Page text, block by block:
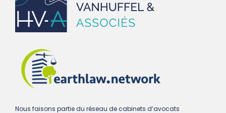
Nous faisons partie du réseau de cabinets d’avocats